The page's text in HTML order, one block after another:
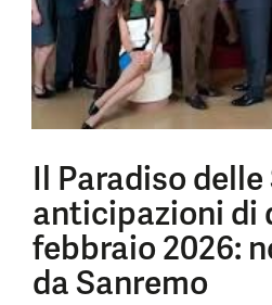
Il Paradiso delle
anticipazioni di
febbraio 2026:
da Sanremo